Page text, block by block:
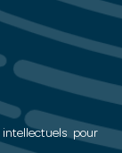
pour